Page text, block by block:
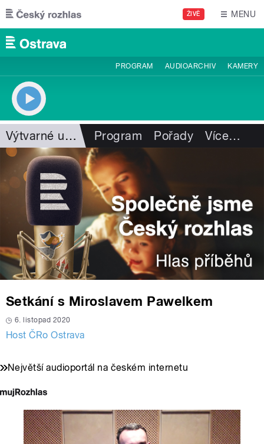
Přejít k hlavnímu obsahu
ŽIVĚ MENU
PROGRAM AUDIOARCHIV KAMERY
Výtvarné umění Program Pořady Více…
Setkání s Miroslavem Pawelkem
6. listopad 2020
Host ČRo Ostrava
Největší audioportál na českém internetu